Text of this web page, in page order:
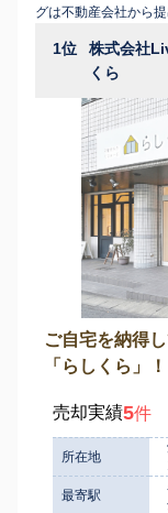
グは不動産会社から
1位
株式会社
くら
ご自宅を納得
「らしくら」！
売却実績5件
所在地
最寄駅